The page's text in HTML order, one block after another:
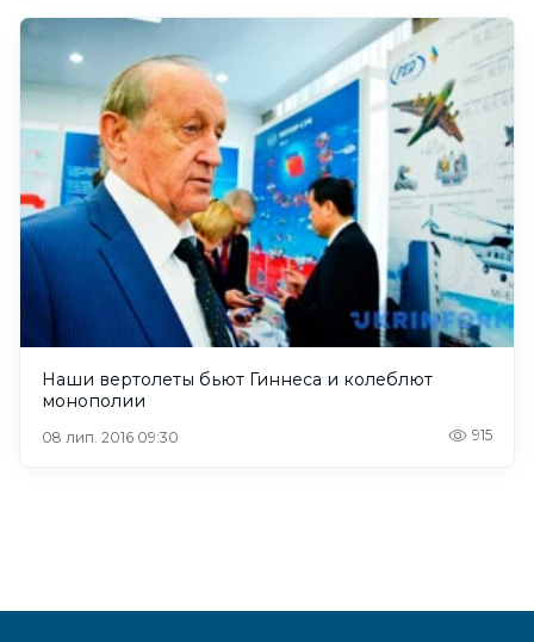
Наши вертолеты бьют Гиннеса и колеблют
монополии
08 лип. 2016 09:30 915